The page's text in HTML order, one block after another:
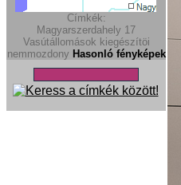
Címkék:
Magyarszerdahely 17
Vasútállomások kiegészítöi
nemmozdony Hasonló fényképek